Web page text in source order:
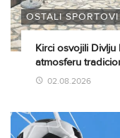
OSTALI SPORTOVI
Kirci osvojili
atmosferu
02.08.2026